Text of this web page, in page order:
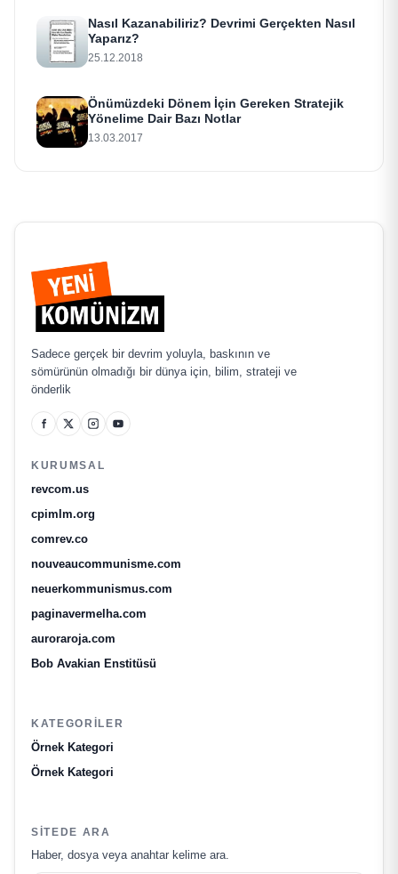
Nasıl Kazanabiliriz? Devrimi Gerçekten Nasıl
Yaparız?
25.12.2018
Önümüzdeki Dönem İçin Gereken Stratejik
Yönelime Dair Bazı Notlar
13.03.2017
Sadece gerçek bir devrim yoluyla, baskının ve
sömürünün olmadığı bir dünya için, bilim, strateji ve
önderlik
KURUMSAL
revcom.us
cpimlm.org
comrev.co
nouveaucommunisme.com
neuerkommunismus.com
paginavermelha.com
auroraroja.com
Bob Avakian Enstitüsü
KATEGORILER
Örnek Kategori
Örnek Kategori
SITEDE ARA
Haber, dosya veya anahtar kelime ara.